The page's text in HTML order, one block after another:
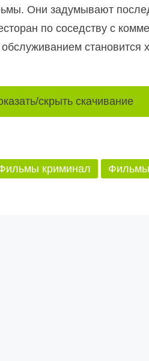
Они задумывают
по соседству с
становится
скрыть скачивание
криминал